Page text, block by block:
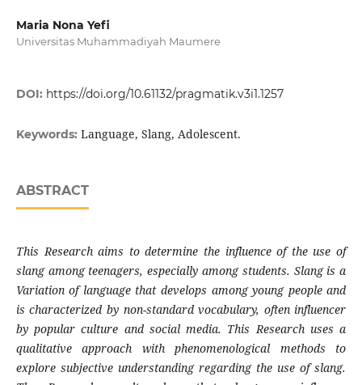
Maria Nona Yefi
Universitas Muhammadiyah Maumere
DOI: https://doi.org/10.61132/pragmatik.v3i1.1257
Keywords: Language, Slang, Adolescent.
ABSTRACT
This Research aims to determine the influence of the use of
slang among teenagers, especially among students. Slang is a
Variation of language that develops among young people and
is characterized by non-standard vocabulary, often influencer
by popular culture and social media. This Research uses a
qualitative approach with phenomenological methods to
explore subjective understanding regarding the use of slang.